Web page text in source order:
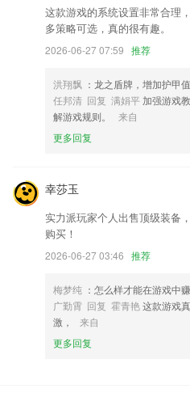
这款游戏的系统设置非常合理
多策略可选，真的很有趣。
2026-06-27 07:59 推荐
洪翔飘 ：龙之盾牌，增加护甲
任邦清 回复 满娟平 加强游戏
解游戏规则。
来自
更多回复
幸莎玉
实力派玩家个人出售顶级装备
购买！
2026-06-27 03:46 推荐
梅梦纯 ：怎么样才能在游戏中
广勤霄 回复 霍青艳这款游戏
激，
来自
更多回复